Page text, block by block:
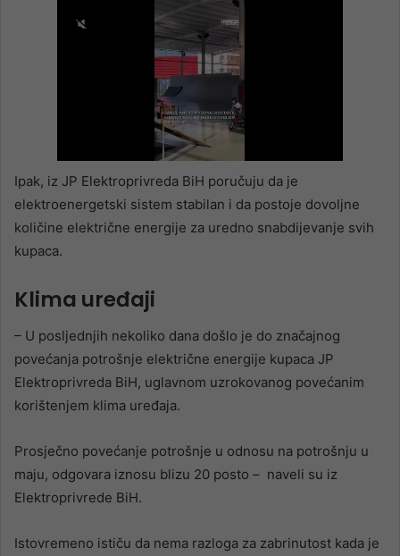
Ipak, iz JP Elektroprivreda BiH poručuju da je
elektroenergetski sistem stabilan i da postoje dovoljne
količine električne energije za uredno snabdijevanje svih
kupaca.
Klima uređaji
– U posljednjih nekoliko dana došlo je do značajnog
povećanja potrošnje električne energije kupaca JP
Elektroprivreda BiH, uglavnom uzrokovanog povećanim
korištenjem klima uređaja.
Prosječno povećanje potrošnje u odnosu na potrošnju u
maju, odgovara iznosu blizu 20 posto – naveli su iz
Elektroprivrede BiH.
Istovremeno ističu da nema razloga za zabrinutost kada je